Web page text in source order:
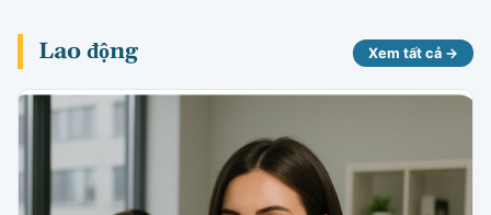
Lao động Xem tất cả →